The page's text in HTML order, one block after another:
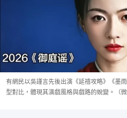
有網民以吳謹言先後出演《延禧攻略》《墨
型對比，體現其演戲風格與戲路的蛻變。（微